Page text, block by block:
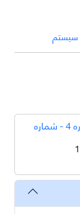
سیستم
دوره 2، شماره 4 - شماره